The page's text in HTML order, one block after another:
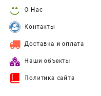
О Нас
Контакты
Доставка и оплата
Наши объекты
Политика сайта